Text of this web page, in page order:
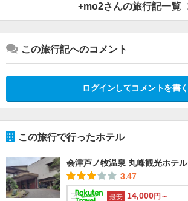
+mo2さんの旅行記一覧
この旅行記へのコメント
ログインしてコメントを書く
この旅行で行ったホテル
会津芦ノ牧温泉 丸峰観光ホテル
3.47
最安 14,000円～